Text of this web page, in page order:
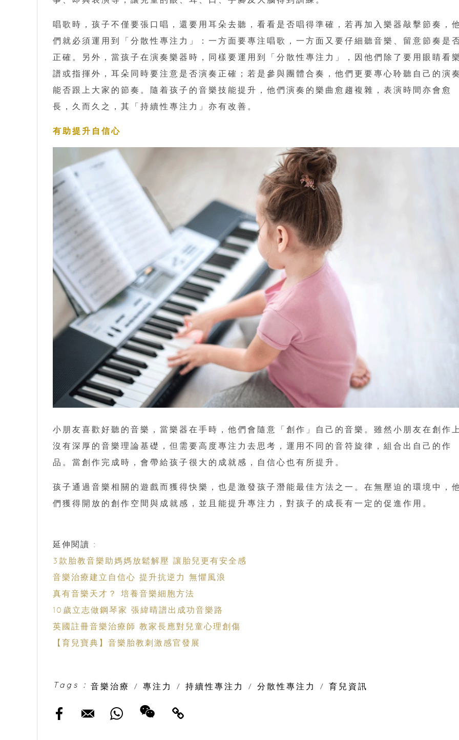
唱歌時，孩子不僅要張口唱，還要用耳朵去聽，看看是否唱得準確，若再加入樂器敲擊節奏，
們就必須運用到「分散性專注力」：一方面要專注唱歌，一方面又要仔細聽音樂、留意節奏是
正確。另外，當孩子在演奏樂器時，同樣要運用到「分散性專注力」，因他們除了要用眼睛看
譜或指揮外，耳朵同時要注意是否演奏正確；若是參與團體合奏，他們更要專心聆聽自己的演
能否跟上大家的節奏。隨着孩子的音樂技能提升，他們演奏的樂曲愈趨複雜，表演時間亦會愈
長，久而久之，其「持續性專注力」亦有改善。
有助提升自信心
小朋友喜歡好聽的音樂，當樂器在手時，他們會隨意「創作」自己的音樂。雖然小朋友在創作
沒有深厚的音樂理論基礎，但需要高度專注力去思考，運用不同的音符旋律，組合出自己的作
品。當創作完成時，會帶給孩子很大的成就感，自信心也有所提升。
孩子通過音樂相關的遊戲而獲得快樂，也是激發孩子潛能最佳方法之一。在無壓迫的環境中，
們獲得開放的創作空間與成就感，並且能提升專注力，對孩子的成長有一定的促進作用。
延伸閱讀 :
3款胎教音樂助媽媽放鬆解壓 讓胎兒更有安全感
音樂治療建立自信心 提升抗逆力 無懼風浪
真有音樂天才？ 培養音樂細胞方法
10歲立志做鋼琴家 張緯晴譜出成功音樂路
英國註冊音樂治療師 教家長應對兒童心理創傷
【育兒寶典】音樂胎教刺激感官發展
Tags : 音樂治療 / 專注力 / 持續性專注力 / 分散性專注力 / 育兒資訊